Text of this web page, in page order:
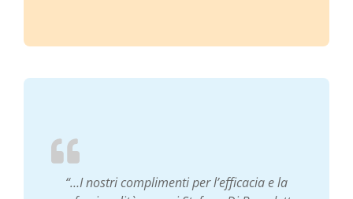
“…I nostri complimenti per l’efficacia e la